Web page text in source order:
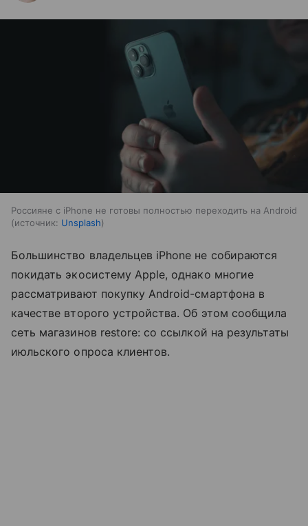
Россияне с iPhone не готовы полностью переходить на Android
источник: Unsplash
Большинство владельцев iPhone не собираются
покидать экосистему Apple, однако многие
рассматривают покупку Android-смартфона в
качестве второго устройства. Об этом сообщила
сеть магазинов restore: со ссылкой на результаты
июльского опроса клиентов.